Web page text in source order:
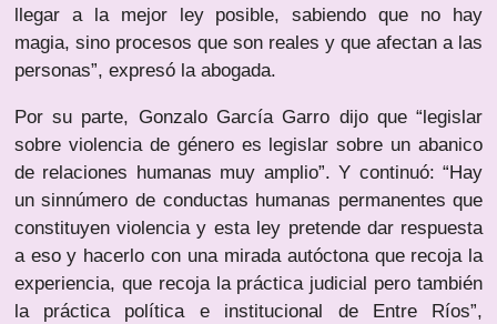
llegar a la mejor ley posible, sabiendo que no hay
magia, sino procesos que son reales y que afectan a las
personas”, expresó la abogada.
Por su parte, Gonzalo García Garro dijo que “legislar
sobre violencia de género es legislar sobre un abanico
de relaciones humanas muy amplio”. Y continuó: “Hay
un sinnúmero de conductas humanas permanentes que
constituyen violencia y esta ley pretende dar respuesta
a eso y hacerlo con una mirada autóctona que recoja la
experiencia, que recoja la práctica judicial pero también
la práctica política e institucional de Entre Ríos”,